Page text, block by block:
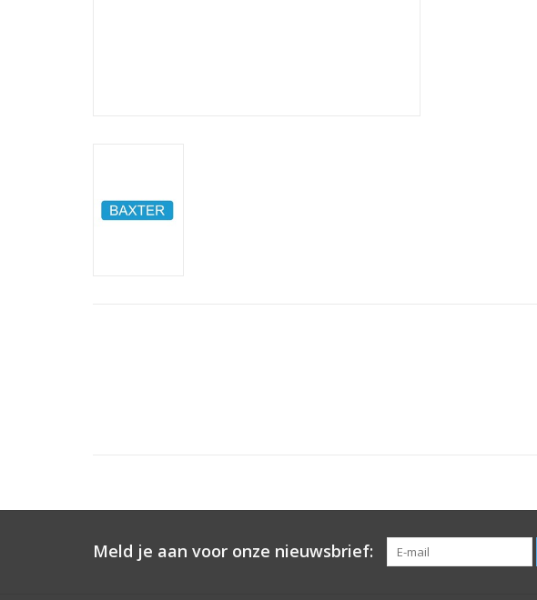
Meld je aan voor onze nieuwsbrief: